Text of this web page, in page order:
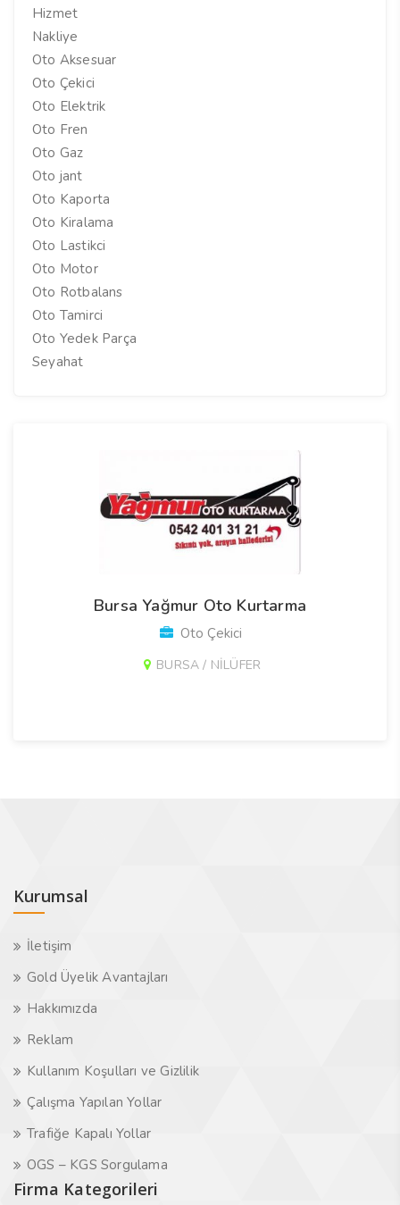
Hizmet
Nakliye
Oto Aksesuar
Oto Çekici
Oto Elektrik
Oto Fren
Oto Gaz
Oto jant
Oto Kaporta
Oto Kiralama
Oto Lastikci
Oto Motor
Oto Rotbalans
Oto Tamirci
Oto Yedek Parça
Seyahat
Bursa Yağmur Oto Kurtarma
Oto Çekici
BURSA / NİLÜFER
Kurumsal
İletişim
Gold Üyelik Avantajları
Hakkımızda
Reklam
Kullanım Koşulları ve Gizlilik
Çalışma Yapılan Yollar
Trafiğe Kapalı Yollar
OGS – KGS Sorgulama
Firma Kategorileri